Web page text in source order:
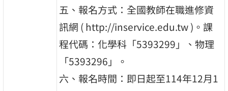
五、報名方式：全國教師在職進修資
訊網 ( http://inservice.edu.tw )。課
程代碼：化學科「5393299」、物理
「5393296」。
六、報名時間：即日起至114年12月1